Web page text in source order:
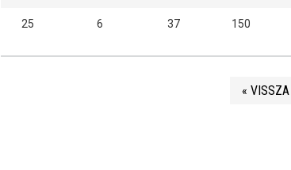
25 6 37 150
«